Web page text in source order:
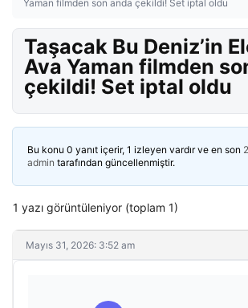
Yaman filmden son anda çekildi! Set iptal oldu
Taşacak Bu Deniz’in
Ava Yaman filmden
çekildi! Set iptal oldu
Bu konu 0 yanıt içerir, 1 izleyen vardır ve en son
admin tarafından güncellenmiştir.
1 yazı görüntüleniyor (toplam 1)
Mayıs 31, 2026: 3:52 am